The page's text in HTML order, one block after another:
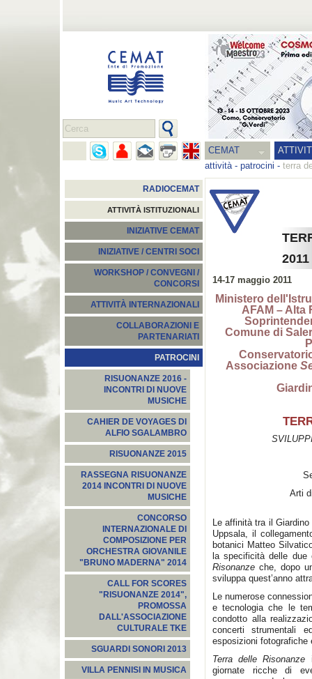
CEMAT
attività- patrocini - terra
RADIOCEMAT
ATTIVITÀ ISTITUZIONALI
INIZIATIVE CEMAT
INIZIATIVE / CENTRI SOCI
WORKSHOP / CONVEGNI /
CONCORSI
ATTIVITÀ INTERNAZIONALI
COLLABORAZIONI E
PARTENARIATI
PATROCINI
RISUONANZE 2016 -
INCONTRI DI NUOVE
MUSICHE
CAHIER DE VOYAGES DI
ALFIO SGALAMBRO
RISUONANZE 2015
RASSEGNA RISUONANZE
2014 INCONTRI DI NUOVE
MUSICHE
CONCORSO
INTERNAZIONALE DI
COMPOSIZIONE PER
ORCHESTRA GIOVANILE
"BRUNO MADERNA" 2014
CALL FOR SCORES
"RISUONANZE 2014",
PROMOSSA
DALL'ASSOCIAZIONE
CULTURALE TKE
SGUARDI SONORI 2013
VILLA PENNISI IN MUSICA
2011
14-17 maggio 2011
Ministero
AFAM – Alta
Comune di
Associazione
Arti
Le affinità tra il
Uppsala, il
botanici Matteo
la specificità delle
Risonanze che, dopo
sviluppa quest’anno
Le numerose
e tecnologia che le
condotto alla
concerti strumentali
esposizioni fotografiche
Terra delle Risonanze
giornate ricche di